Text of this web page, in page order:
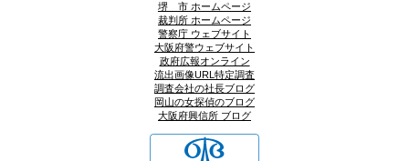
堺 市 ホームページ
裁判所 ホームページ
警察庁 ウェブサイト
大阪府警ウェブサイト
政府広報オンライン
流出画像URL特定調査
調査会社の社長ブログ
岡山の女探偵のブログ
大阪府興信所 ブログ